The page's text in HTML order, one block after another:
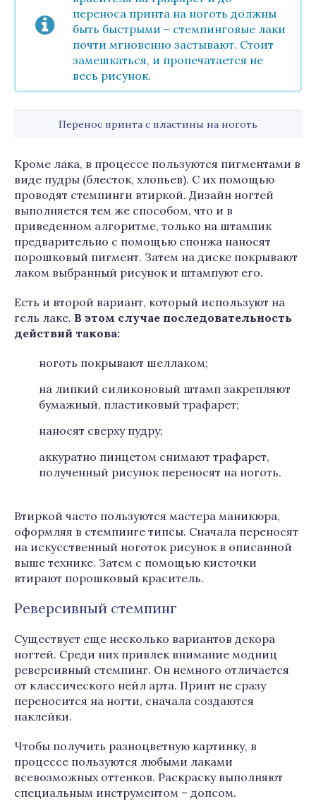
переноса принта на ноготь должны
быть быстрыми – стемпинговые лаки
почти мгновенно застывают. Стоит
замешкаться, и пропечатается не
весь рисунок.
Перенос принта с пластины на ноготь
Кроме лака, в процессе пользуются пигментами в
виде пудры (блесток, хлопьев). С их помощью
проводят стемпинги втиркой. Дизайн ногтей
выполняется тем же способом, что и в
приведенном алгоритме, только на штампик
предварительно с помощью спонжа наносят
порошковый пигмент. Затем на диске покрывают
лаком выбранный рисунок и штампуют его.
Есть и второй вариант, который используют на
гель лаке. В этом случае последовательность
действий такова:
ноготь покрывают шеллаком;
на липкий силиконовый штамп закрепляют
бумажный, пластиковый трафарет;
наносят сверху пудру;
аккуратно пинцетом снимают трафарет,
полученный рисунок переносят на ноготь.
Втиркой часто пользуются мастера маникюра,
оформляя в стемпинге типсы. Сначала переносят
на искусственный ноготок рисунок в описанной
выше технике. Затем с помощью кисточки
втирают порошковый краситель.
Реверсивный стемпинг
Существует еще несколько вариантов декора
ногтей. Среди них привлек внимание модниц
реверсивный стемпинг. Он немного отличается
от классического нейл арта. Принт не сразу
переносится на ногти, сначала создаются
наклейки.
Чтобы получить разноцветную картинку, в
процессе пользуются любыми лаками
всевозможных оттенков. Раскраску выполняют
специальным инструментом – допсом.